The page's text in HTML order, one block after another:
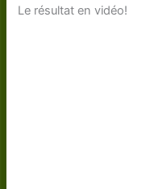
Le résultat en vidéo!